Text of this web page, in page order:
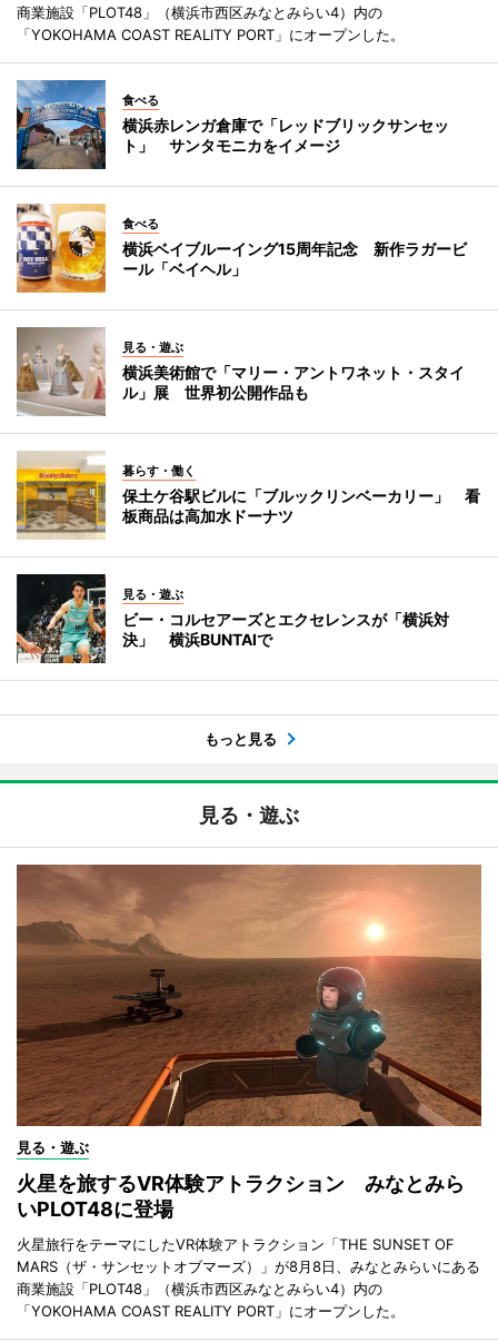
商業施設「PLOT48」（横浜市西区みなとみらい4）内の
「YOKOHAMA COAST REALITY PORT」にオープンした。
食べる
横浜赤レンガ倉庫で「レッドブリックサンセッ
ト」 サンタモニカをイメージ
食べる
横浜ベイブルーイング15周年記念 新作ラガービ
ール「ベイヘル」
見る・遊ぶ
横浜美術館で「マリー・アントワネット・スタイ
ル」展 世界初公開作品も
暮らす・働く
保土ケ谷駅ビルに「ブルックリンベーカリー」 看
板商品は高加水ドーナツ
見る・遊ぶ
ビー・コルセアーズとエクセレンスが「横浜対
決」 横浜BUNTAIで
もっと見る
見る・遊ぶ
見る・遊ぶ
火星を旅するVR体験アトラクション みなとみら
いPLOT48に登場
火星旅行をテーマにしたVR体験アトラクション「THE SUNSET OF
MARS（ザ・サンセットオブマーズ）」が8月8日、みなとみらいにある
商業施設「PLOT48」（横浜市西区みなとみらい4）内の
「YOKOHAMA COAST REALITY PORT」にオープンした。